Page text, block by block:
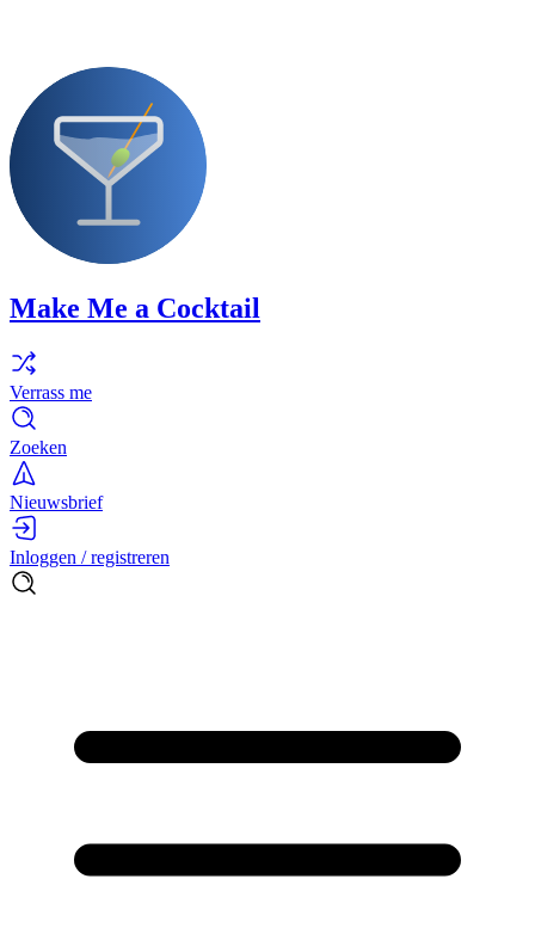
Make Me a Cocktail
Verrass me
Zoeken
Nieuwsbrief
Inloggen / registreren